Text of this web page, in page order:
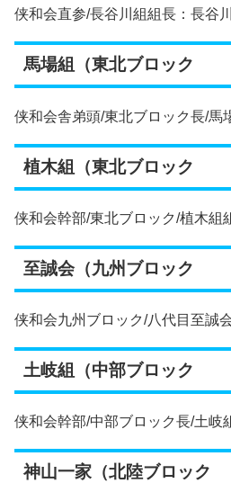
侠和会直参/長谷川組組長：長谷
馬場組（東北ブロック
侠和会舎弟頭/東北ブロック長/馬
植木組（東北ブロック
侠和会幹部/東北ブロック/植木組
至誠会（九州ブロック
侠和会九州ブロック/八代目至誠
土岐組（中部ブロック
侠和会幹部/中部ブロック長/土岐
神山一家（北陸ブロック